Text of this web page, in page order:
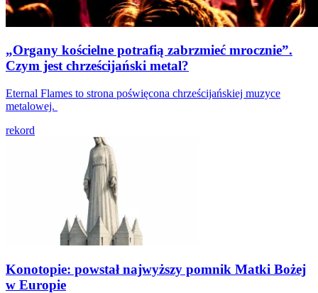
„Organy kościelne potrafią zabrzmieć mrocznie”.
Czym jest chrześcijański metal?
Eternal Flames to strona poświęcona chrześcijańskiej muzyce
metalowej.
rekord
Konotopie: powstał najwyższy pomnik Matki Bożej
w Europie